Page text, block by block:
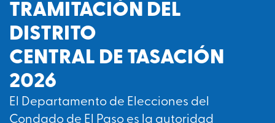
TRAMITACIÓN DEL
DISTRITO
CENTRAL DE TASACIÓN
2026
El Departamento de Elecciones del
Condado de El Paso es la autoridad